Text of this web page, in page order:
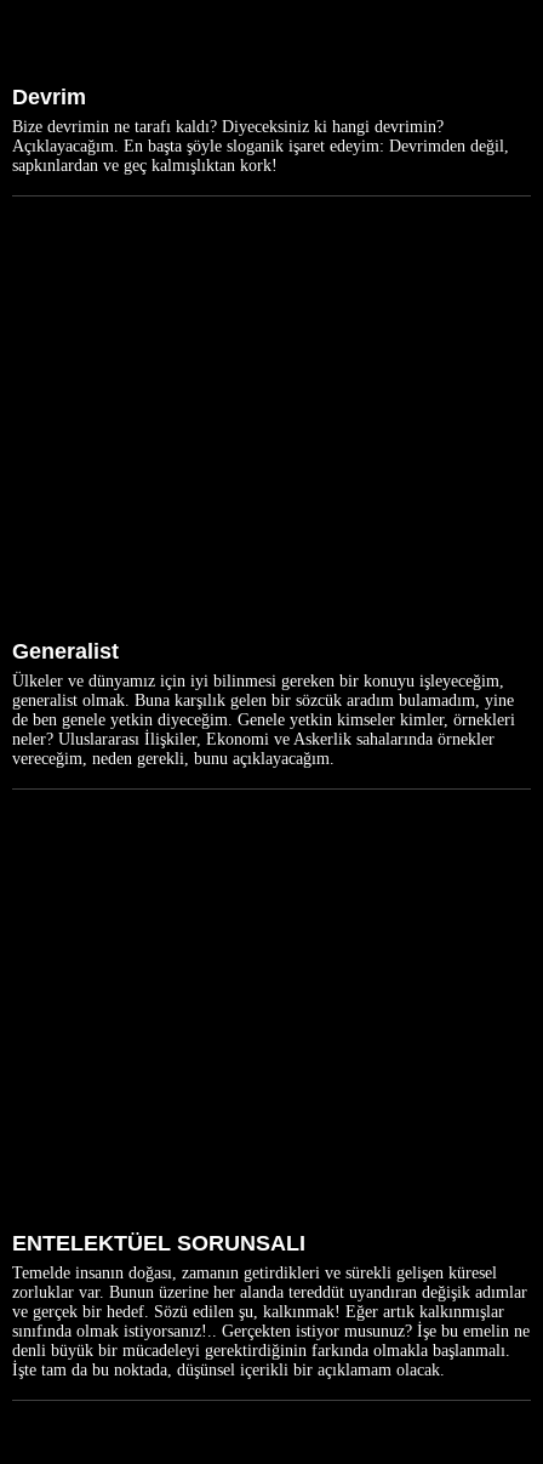
Devrim
Bize devrimin ne tarafı kaldı? Diyeceksiniz ki hangi devrimin?
Açıklayacağım. En başta şöyle sloganik işaret edeyim: Devrimden değil,
sapkınlardan ve geç kalmışlıktan kork!
Generalist
Ülkeler ve dünyamız için iyi bilinmesi gereken bir konuyu işleyeceğim,
generalist olmak. Buna karşılık gelen bir sözcük aradım bulamadım, yine
de ben genele yetkin diyeceğim. Genele yetkin kimseler kimler, örnekleri
neler? Uluslararası İlişkiler, Ekonomi ve Askerlik sahalarında örnekler
vereceğim, neden gerekli, bunu açıklayacağım.
ENTELEKTÜEL SORUNSALI
Temelde insanın doğası, zamanın getirdikleri ve sürekli gelişen küresel
zorluklar var. Bunun üzerine her alanda tereddüt uyandıran değişik adımlar
ve gerçek bir hedef. Sözü edilen şu, kalkınmak! Eğer artık kalkınmışlar
sınıfında olmak istiyorsanız!.. Gerçekten istiyor musunuz? İşe bu emelin ne
denli büyük bir mücadeleyi gerektirdiğinin farkında olmakla başlanmalı.
İşte tam da bu noktada, düşünsel içerikli bir açıklamam olacak.